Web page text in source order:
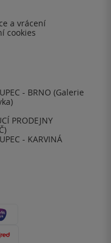
a vrácení
cookies
- BRNO (Galerie
PRODEJNY
- KARVINÁ